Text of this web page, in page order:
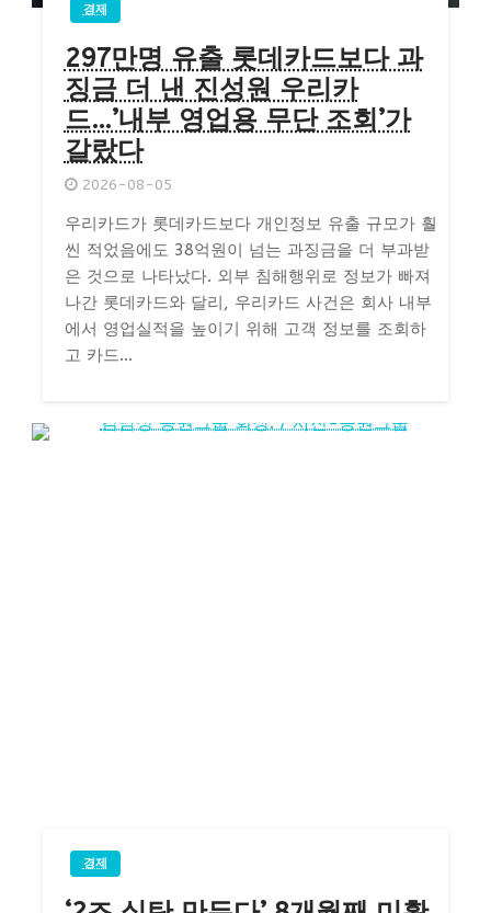
경제
297만명 유출 롯데카드보다 과
징금 더 낸 진성원 우리카
드…’내부 영업용 무단 조회’가
갈랐다
2026-08-05
우리카드가 롯데카드보다 개인정보 유출 규모가 훨
씬 적었음에도 38억원이 넘는 과징금을 더 부과받
은 것으로 나타났다. 외부 침해행위로 정보가 빠져
나간 롯데카드와 달리, 우리카드 사건은 회사 내부
에서 영업실적을 높이기 위해 고객 정보를 조회하
고 카드...
경제